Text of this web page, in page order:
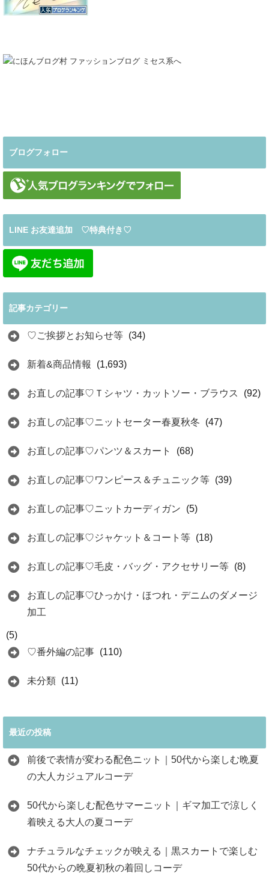
ブログフォロー
LINE お友達追加 ♡特典付き♡
記事カテゴリー
♡ご挨拶とお知らせ等 (34)
新着&商品情報 (1,693)
お直しの記事♡Ｔシャツ・カットソー・ブラウス (92)
お直しの記事♡ニットセーター春夏秋冬 (47)
お直しの記事♡パンツ＆スカート (68)
お直しの記事♡ワンピース＆チュニック等 (39)
お直しの記事♡ニットカーディガン (5)
お直しの記事♡ジャケット＆コート等 (18)
お直しの記事♡毛皮・バッグ・アクセサリー等 (8)
お直しの記事♡ひっかけ・ほつれ・デニムのダメージ
加工
(5)
♡番外編の記事 (110)
未分類 (11)
最近の投稿
前後で表情が変わる配色ニット｜50代から楽しむ晩夏
の大人カジュアルコーデ
50代から楽しむ配色サマーニット｜ギマ加工で涼しく
着映える大人の夏コーデ
ナチュラルなチェックが映える｜黒スカートで楽しむ
50代からの晩夏初秋の着回しコーデ